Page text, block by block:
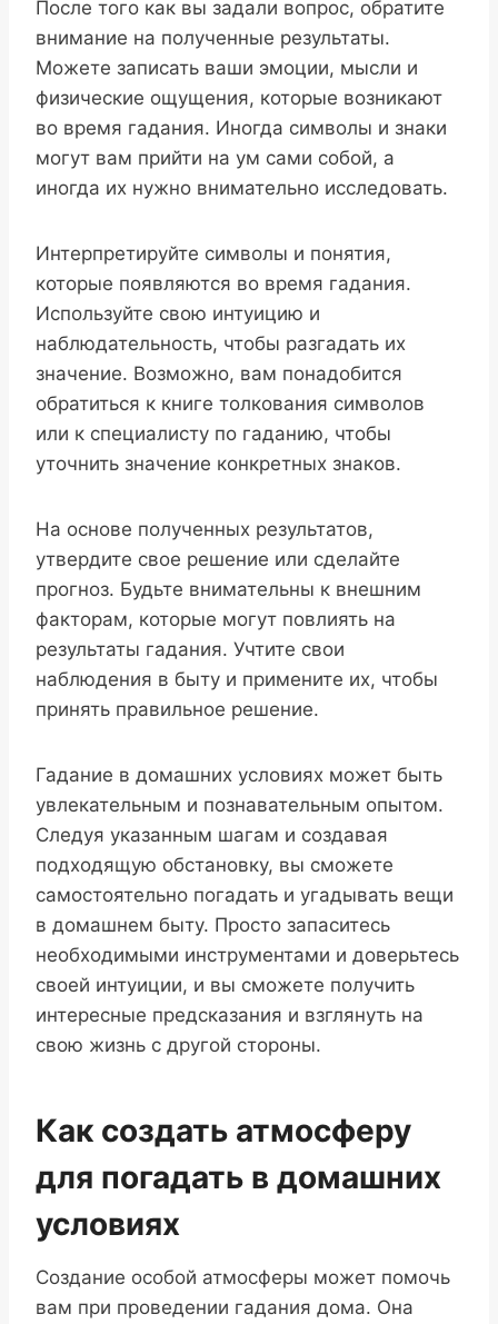
После того как вы задали вопрос, обратите
внимание на полученные результаты.
Можете записать ваши эмоции, мысли и
физические ощущения, которые возникают
во время гадания. Иногда символы и знаки
могут вам прийти на ум сами собой, а
иногда их нужно внимательно исследовать.
Интерпретируйте символы и понятия,
которые появляются во время гадания.
Используйте свою интуицию и
наблюдательность, чтобы разгадать их
значение. Возможно, вам понадобится
обратиться к книге толкования символов
или к специалисту по гаданию, чтобы
уточнить значение конкретных знаков.
На основе полученных результатов,
утвердите свое решение или сделайте
прогноз. Будьте внимательны к внешним
факторам, которые могут повлиять на
результаты гадания. Учтите свои
наблюдения в быту и примените их, чтобы
принять правильное решение.
Гадание в домашних условиях может быть
увлекательным и познавательным опытом.
Следуя указанным шагам и создавая
подходящую обстановку, вы сможете
самостоятельно погадать и угадывать вещи
в домашнем быту. Просто запаситесь
необходимыми инструментами и доверьтесь
своей интуиции, и вы сможете получить
интересные предсказания и взглянуть на
свою жизнь с другой стороны.
Как создать атмосферу
для погадать в домашних
условиях
Создание особой атмосферы может помочь
вам при проведении гадания дома. Она